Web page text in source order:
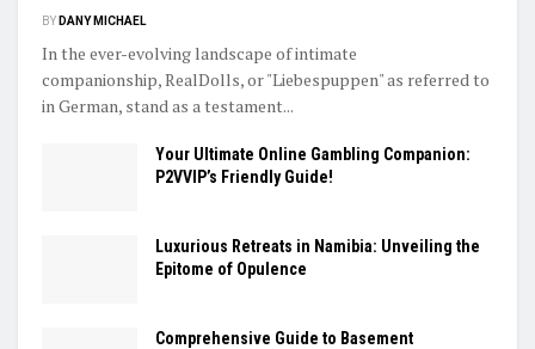
BY DANY MICHAEL
In the ever-evolving landscape of intimate
companionship, RealDolls, or "Liebespuppen" as referred to
in German, stand as a testament...
Your Ultimate Online Gambling Companion:
P2VVIP’s Friendly Guide!
Luxurious Retreats in Namibia: Unveiling the
Epitome of Opulence
Comprehensive Guide to Basement